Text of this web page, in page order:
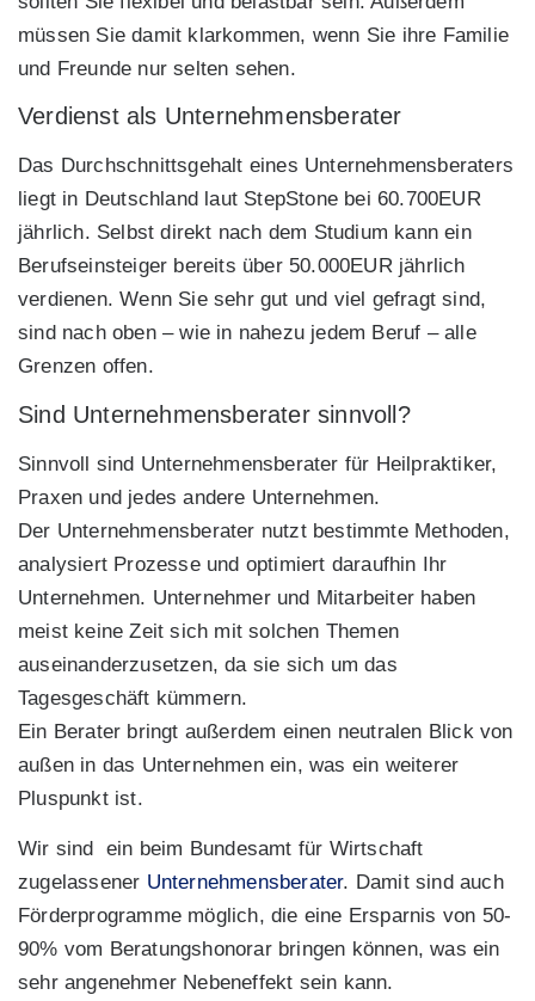
müssen Sie damit klarkommen, wenn Sie ihre Familie
und Freunde nur selten sehen.
Verdienst als Unternehmensberater
Das Durchschnittsgehalt eines Unternehmensberaters
liegt in Deutschland laut StepStone bei 60.700EUR
jährlich. Selbst direkt nach dem Studium kann ein
Berufseinsteiger bereits über 50.000EUR jährlich
verdienen. Wenn Sie sehr gut und viel gefragt sind,
sind nach oben – wie in nahezu jedem Beruf – alle
Grenzen offen.
Sind Unternehmensberater sinnvoll?
Sinnvoll sind Unternehmensberater für Heilpraktiker,
Praxen und jedes andere Unternehmen.
Der Unternehmensberater nutzt bestimmte Methoden,
analysiert Prozesse und optimiert daraufhin Ihr
Unternehmen. Unternehmer und Mitarbeiter haben
meist keine Zeit sich mit solchen Themen
auseinanderzusetzen, da sie sich um das
Tagesgeschäft kümmern.
Ein Berater bringt außerdem einen neutralen Blick von
außen in das Unternehmen ein, was ein weiterer
Pluspunkt ist.
Wir sind ein beim Bundesamt für Wirtschaft
zugelassener Unternehmensberater. Damit sind auch
Förderprogramme möglich, die eine Ersparnis von 50-
90% vom Beratungshonorar bringen können, was ein
sehr angenehmer Nebeneffekt sein kann.